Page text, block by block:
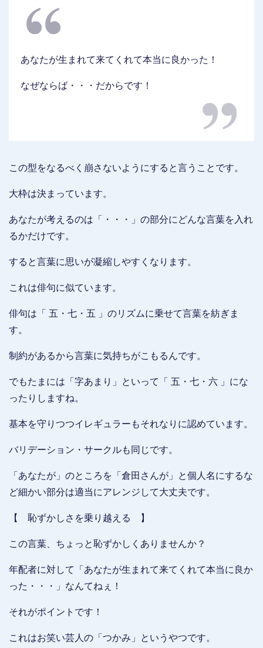
あなたが生まれて来てくれて本当に良かった！
なぜならば・・・だからです！
この型をなるべく崩さないようにすると言うことです。
大枠は決まっています。
あなたが考えるのは「・・・」の部分にどんな言葉を入れ
るかだけです。
すると言葉に思いが凝縮しやすくなります。
これは俳句に似ています。
俳句は「 五・七・五 」のリズムに乗せて言葉を紡ぎま
す。
制約があるから言葉に気持ちがこもるんです。
でもたまには「字あまり」といって「 五・七・六 」にな
ったりしますね。
基本を守りつつイレギュラーもそれなりに認めています。
バリデーション・サークルも同じです。
「あなたが」のところを「倉田さんが」と個人名にするな
ど細かい部分は適当にアレンジして大丈夫です。
【 恥ずかしさを乗り越える 】
この言葉、ちょっと恥ずかしくありませんか？
年配者に対して「あなたが生まれて来てくれて本当に良か
った・・・」なんてねぇ！
それがポイントです！
これはお笑い芸人の「つかみ」というやつです。